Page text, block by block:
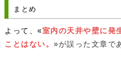
まとめ
よって、«室内の天井や壁に発
ことはない。 »が誤った文章で